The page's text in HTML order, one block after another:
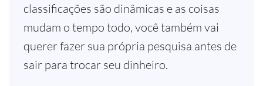
classificações são dinâmicas e as coisas
mudam o tempo todo, você também vai
querer fazer sua própria pesquisa antes de
sair para trocar seu dinheiro.